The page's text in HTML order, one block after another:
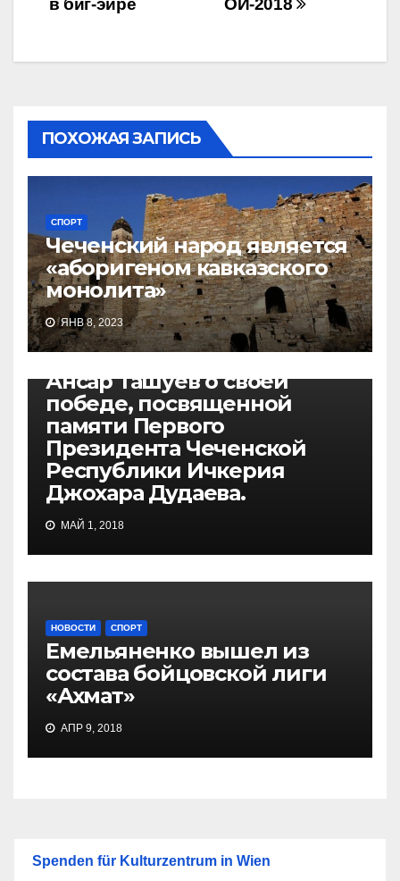
ОИ-2018
в биг-эйре
ПОХОЖАЯ ЗАПИСЬ
СПОРТ
Чеченский народ является
«аборигеном кавказского
монолита»
ЯНВ 8, 2023
Ансар Ташуев о своей
победе, посвященной
памяти Первого
Президента Чеченской
Республики Ичкерия
Джохара Дудаева.
МАЙ 1, 2018
НОВОСТИ СПОРТ
Емельяненко вышел из
состава бойцовской лиги
«Ахмат»
АПР 9, 2018
Spenden für Kulturzentrum in Wien